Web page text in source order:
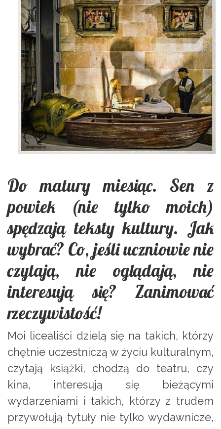
Do matury miesiąc. Sen z
powiek (nie tylko moich)
spędzają teksty kultury. Jak
wybrać? Co, jeśli uczniowie nie
czytają, nie oglądają, nie
interesują się? Zanimować
rzeczywistość!
Moi licealiści dzielą się na takich, którzy
chętnie uczestniczą w życiu kulturalnym,
czytają książki, chodzą do teatru, czy
kina, interesują się bieżącymi
wydarzeniami i takich, którzy z trudem
przywołują tytuły nie tylko wydawnicze,